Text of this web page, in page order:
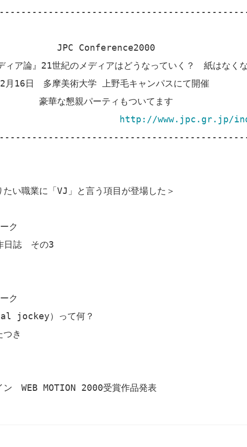
ィア論』21世紀のメディアはどうなっていく？ 紙はなく
多摩美術大学 上野毛キャンパスにて開催
親パーティもついてます
http://www.jpc.gr.jp/
い職業に「VJ」と言う項目が登場した＞
ク
日誌 その3
ク
jockey）って何？
き
WEB MOTION 2000受賞作品発表